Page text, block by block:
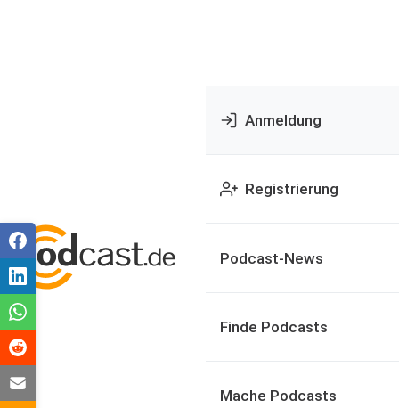
Anmeldung
Registrierung
Podcast-News
Finde Podcasts
Mache Podcasts